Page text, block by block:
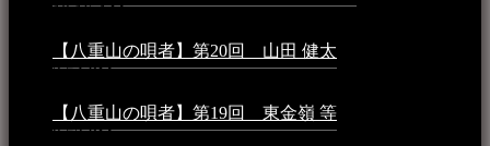
10:16 AM
【八重山の唄者】第20回 山田 健太
3:54 PM
【八重山の唄者】第19回 東金嶺 等
9:52 PM